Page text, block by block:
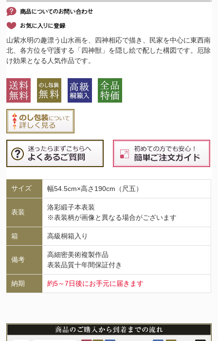
山紫水明の趣漂う山水画を、四神相応で描き、民家を中心に東西南
北、各方位を守護する「四神獣」を隠し絵で配した構図です。厄除
け効果となる人気作品です。
サイズ 幅54.5cm×高さ190cm（尺五）
表装
洛彩緞子本表装
※表装柄が画像と異なる場合がございます
箱 高級桐箱入り
備考
高細密美術複製作品
表装品質十年間保証付き
納期 約5～7日後にお手元に届きます